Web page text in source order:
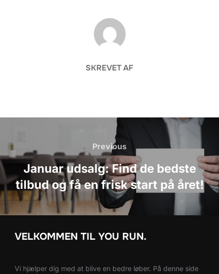
FORFATTER
SKREVET AF
Indlægsnavigation
Previous
Previous
Januar udsalg: Find de bedste
tilbud og få en frisk start på året!
VELKOMMEN TIL YOU RUN.
Vi hjælper dig med at blive en bedre løber. På denne side